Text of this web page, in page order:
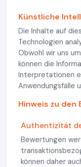
Künstliche
Die Inhalte auf
Technologien
Obwohl wir uns
können die
Interpretationen
Anwendungsfälle
Hinweis zu den
Authentizität
Bewertungen
können daher